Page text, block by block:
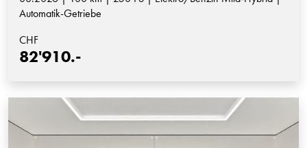
Automatik-Getriebe
CHF
82'910.-